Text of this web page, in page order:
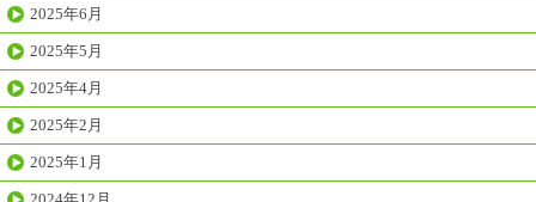
2025年6月
2025年5月
2025年4月
2025年2月
2025年1月